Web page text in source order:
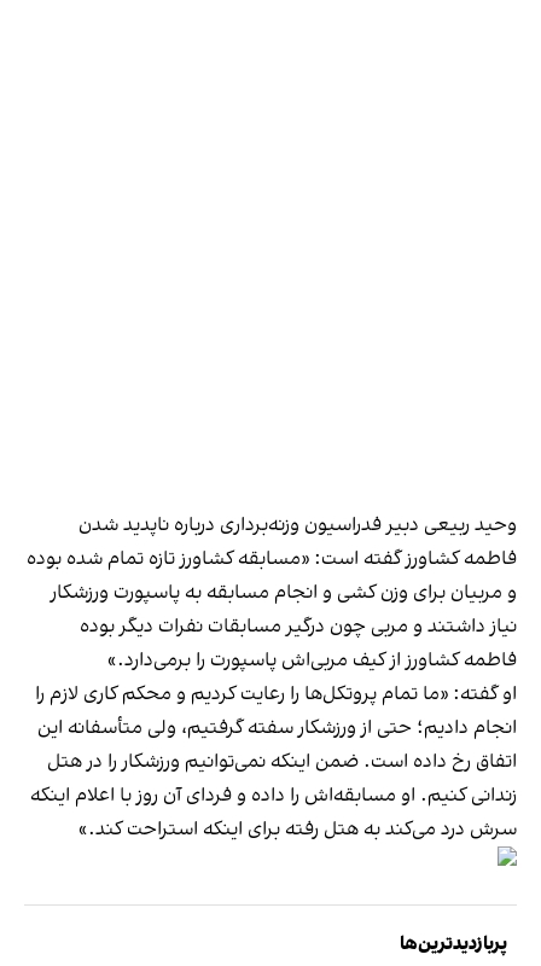
وحید ربیعی دبیر فدراسیون وزنه‌برداری درباره ناپدید شدن
فاطمه کشاورز گفته است: «مسابقه کشاورز تازه تمام شده بوده
و مربیان برای وزن کشی و انجام مسابقه به پاسپورت ورزشکار
نیاز داشتند و مربی چون درگیر مسابقات نفرات دیگر بوده
فاطمه کشاورز از کیف مربی‌اش پاسپورت را برمی‌دارد.»
او گفته: «ما تمام پروتکل‌ها را رعایت کردیم و محکم کاری لازم را
انجام دادیم؛ حتی از ورزشکار سفته گرفتیم، ولی متأسفانه این
اتفاق رخ داده است. ضمن اینکه نمی‌توانیم ورزشکار را در هتل
زندانی کنیم. او مسابقه‌اش را داده و فردای آن روز با اعلام اینکه
سرش درد می‌کند به هتل رفته برای اینکه استراحت کند.»
پربازدیدترین‌ها